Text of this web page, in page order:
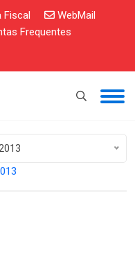
Fiscal
WebMail
Frequentes